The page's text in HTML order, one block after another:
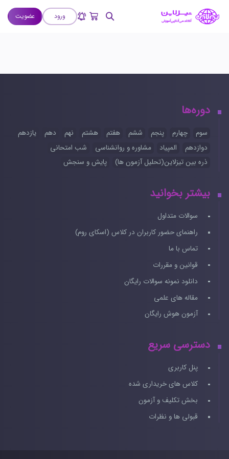
ورود عضویت
دوره‌ها
سوم چهارم پنجم ششم هفتم هشتم نهم دهم
یازدهم
دوازدهم
المپیاد مشاوره و روانشناسی
شب امتحانی
ذره بین تیزلاین(تحلیل آزمون ها)
پایش و سنجش
بیشتر بخوانید
سوالات متداول
راهنمای حضور کاربران در کلاس (اسکای روم)
تماس با ما
قوانین و مقررات
دانلود نمونه سوالات رایگان
مقاله های علمی
آزمون هوش رایگان
دسترسی سریع
پنل کاربری
کلاس های خریداری شده
بخش تکلیف و آزمون
قبولی ها و نظرات